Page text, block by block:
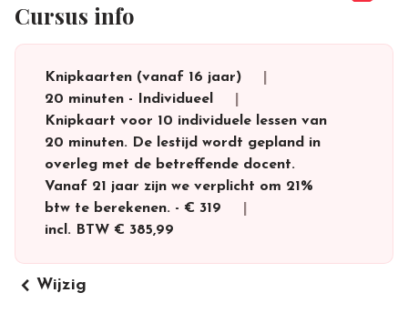
Cursus info
Knipkaarten (vanaf 16 jaar)
20 minuten - Individueel
Knipkaart voor 10 individuele lessen van
20 minuten. De lestijd wordt gepland in
overleg met de betreffende docent.
Vanaf 21 jaar zijn we verplicht om 21%
btw te berekenen. - € 319
incl. BTW € 385,99
keyboard_arrow_left Wijzig